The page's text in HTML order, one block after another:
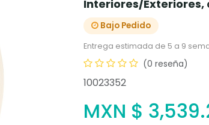
Interiores/Exteriores,
Bajo Pedido
Entrega estimada de 5 a 9
(0 reseña)
10023352
MXN $